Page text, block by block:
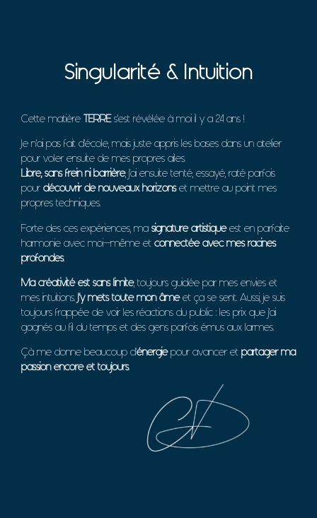
Singularité & Intuition
Cette matière TERREs’est révélée à moi il y a 24 ans !
Je n’ai pas fait d’école, mais juste appris les bases dans un atelier
pour voler ensuite de mes propres ailes.
Libre, sans frein ni barrière, j’ai ensuite tenté, essayé, raté parfois
pour découvrir de nouveaux horizonset mettre au point mes
propres techniques.
Forte des ces expériences, ma signature artistiqueest en parfaite
harmonie avec moi-même et connectée avec mes racines
profondes.
Ma créativité est sans limite, toujours guidée par mes envies et
mes intuitions. J’y mets toute mon âmeet ça se sent. Aussi, je suis
toujours frappée de voir les réactions du public : les prix que j’ai
gagnés au fil du temps et des gens parfois émus aux larmes.
Çà me donne beaucoup d’énergiepour avancer et partager ma
passion encore et toujours.